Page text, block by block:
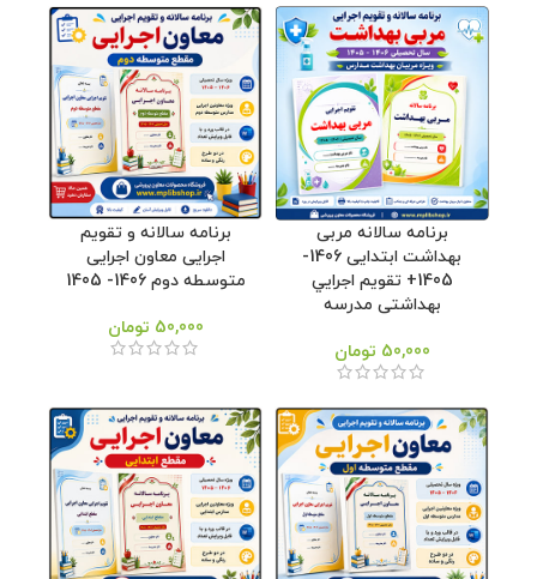
برنامه سالانه مربی
بهداشت ابتدایی 1406-
1405+ تقويم اجرايي
بهداشتی مدرسه
50,000 تومان
برنامه سالانه و تقویم
اجرایی معاون اجرایی
متوسطه دوم 1406- 1405
50,000 تومان